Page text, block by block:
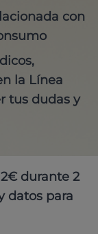
con
la Línea
tus dudas y
durante 2
datos para